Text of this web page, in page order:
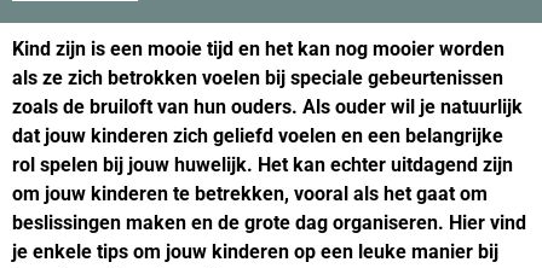
Kind zijn is een mooie tijd en het kan nog mooier worden
als ze zich betrokken voelen bij speciale gebeurtenissen
zoals de bruiloft van hun ouders. Als ouder wil je natuurlijk
dat jouw kinderen zich geliefd voelen en een belangrijke
rol spelen bij jouw huwelijk. Het kan echter uitdagend zijn
om jouw kinderen te betrekken, vooral als het gaat om
beslissingen maken en de grote dag organiseren. Hier vind
je enkele tips om jouw kinderen op een leuke manier bij